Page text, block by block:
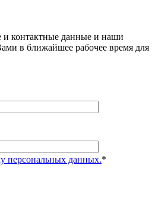
и контактные данные и наши
в ближайшее рабочее время для
персональных данных.*